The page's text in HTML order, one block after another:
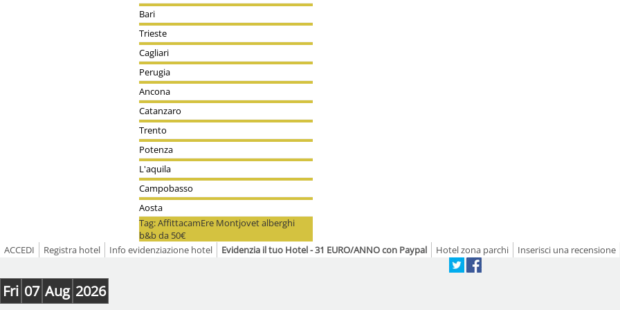
Bari
Trieste
Cagliari
Perugia
Ancona
Catanzaro
Trento
Potenza
L'aquila
Campobasso
Aosta
Tag: AffittacamEre Montjovet alberghi
b&b da 50€
ACCEDI
Registra hotel Info evidenziazione hotel Evidenzia il tuo Hotel - 31 EURO/ANNO con Paypal Hotel zona parchi Inserisci una recensione
Fri 07 Aug 2026